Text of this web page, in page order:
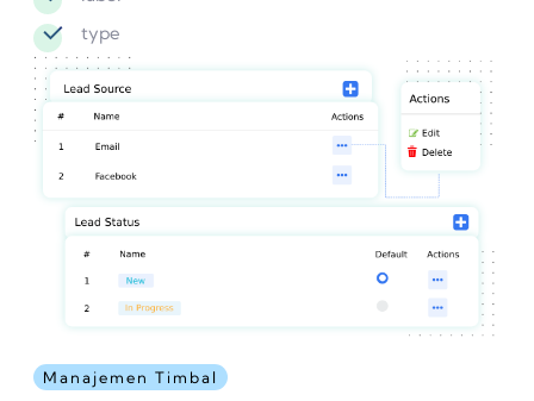
type
Manajemen Timbal